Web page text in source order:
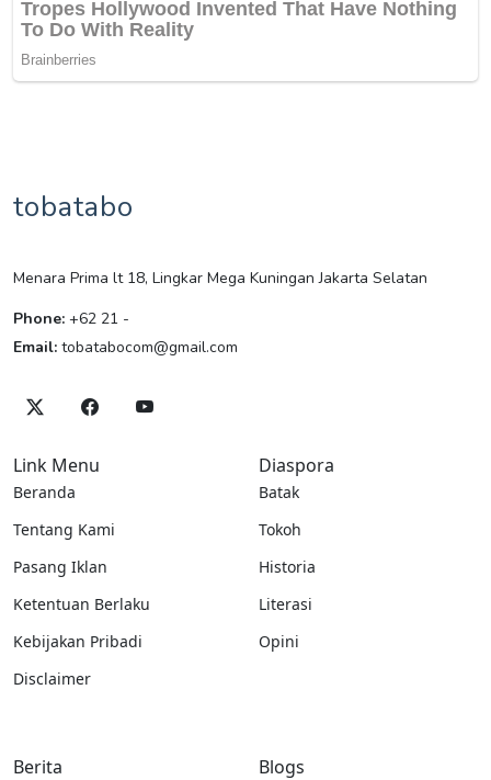
tobatabo
Menara Prima lt 18, Lingkar Mega Kuningan Jakarta Selatan
Phone: +62 21 -
Email: tobatabocom@gmail.com
Link Menu
Beranda
Tentang Kami
Pasang Iklan
Ketentuan Berlaku
Kebijakan Pribadi
Disclaimer
Diaspora
Batak
Tokoh
Historia
Literasi
Opini
Berita Blogs